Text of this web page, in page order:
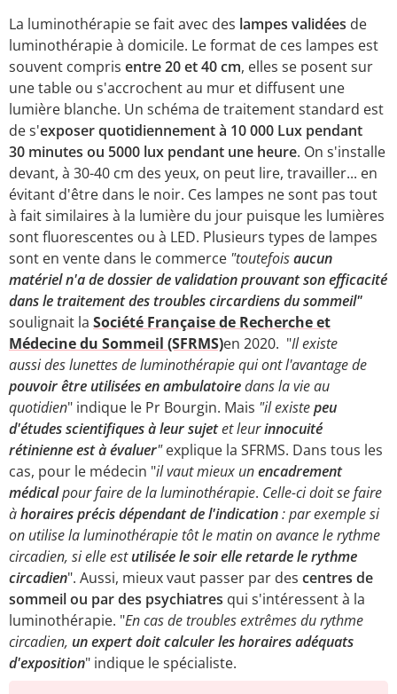
La luminothérapie se fait avec des lampes validées de
luminothérapie à domicile. Le format de ces lampes est
souvent compris entre 20 et 40 cm, elles se posent sur
une table ou s'accrochent au mur et diffusent une
lumière blanche. Un schéma de traitement standard est
de s'exposer quotidiennement à 10 000 Lux pendant
30 minutes ou 5000 lux pendant une heure. On s'installe
devant, à 30-40 cm des yeux, on peut lire, travailler... en
évitant d'être dans le noir. Ces lampes ne sont pas tout
à fait similaires à la lumière du jour puisque les lumières
sont fluorescentes ou à LED. Plusieurs types de lampes
sont en vente dans le commerce "toutefoisaucun
matériel n'a de dossier de validation prouvant son efficacité
dans le traitement des troubles circardiens du sommeil"
soulignait la Société Française de Recherche et
Médecine du Sommeil (SFRMS)en 2020. "Il existe
aussi des lunettes de luminothérapie qui ont l'avantage de
pouvoir être utilisées en ambulatoiredans la vie au
quotidien" indique le Pr Bourgin. Mais "il existepeu
d'études scientifiques à leur sujetet leurinnocuité
rétinienne est à évaluer"explique la SFRMS. Dans tous les
cas, pour le médecin "il vaut mieux unencadrement
médicalpour faire de la luminothérapie. Celle-ci doit se faire
àhoraires précisdépendant de l'indication: par exemple si
on utilise la luminothérapie tôt le matin on avance le rythme
circadien, si elle estutilisée le soir elle retarde le rythme
circadien". Aussi, mieux vaut passer par des centres de
sommeil ou par des psychiatres qui s'intéressent à la
luminothérapie. "En cas de troubles extrêmes du rythme
circadien, un expert doit calculer les horaires adéquats
d'exposition" indique le spécialiste.